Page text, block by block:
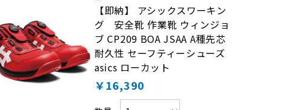
【即納】 アシックスワーキン
グ 安全靴 作業靴 ウィンジョ
ブ CP209 BOA JSAA A種先芯
耐久性 セーフティーシューズ
asics ローカット
￥16,390